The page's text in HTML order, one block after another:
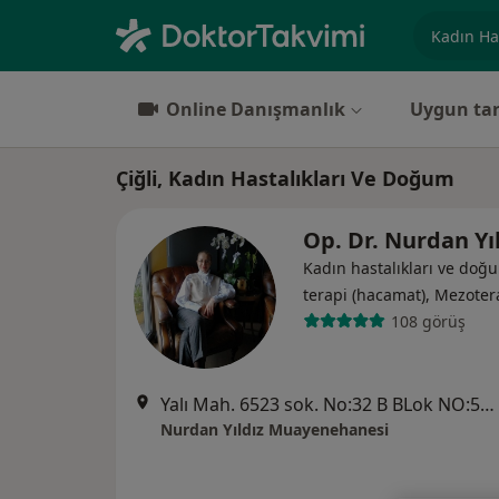
Online Danışmanlık Uygun
Çiğli, Kadın Hastalıkları Ve Doğum
Op. Dr. Nurdan
Kadın hastalıkları ve
terapi (hacamat),
108 görüş
Yalı Mah. 6523 sok. No:32 B BLok NO:517 Mavişehir, İzmir
Nurdan Yıldız Muayenehanesi